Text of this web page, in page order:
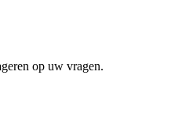
op uw vragen.